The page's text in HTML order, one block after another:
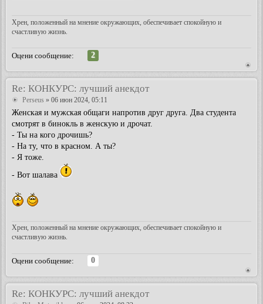
Хрен, положенный на мнение окружающих, обеспечивает спокойную и
счастливую жизнь.
Оцени сообщение:
2
Re: КОНКУРС: лучший анекдот
Perseus » 06 июн 2024, 05:11
Женская и мужская общаги напротив друг друга. Два студента
смотрят в бинокль в женскую и дрочат.
- Ты на кого дрочишь?
- На ту, что в красном. А ты?
- Я тоже.
- Вот шалава
Хрен, положенный на мнение окружающих, обеспечивает спокойную и
счастливую жизнь.
Оцени сообщение:
0
Re: КОНКУРС: лучший анекдот